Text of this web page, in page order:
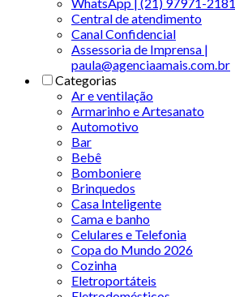
Central de atendimento
Canal Confidencial
Assessoria de Imprensa |
paula@agenciaamais.com.br
Categorias
Ar e ventilação
Armarinho e Artesanato
Automotivo
Bar
Bebê
Bomboniere
Brinquedos
Casa Inteligente
Cama e banho
Celulares e Telefonia
Copa do Mundo 2026
Cozinha
Eletroportáteis